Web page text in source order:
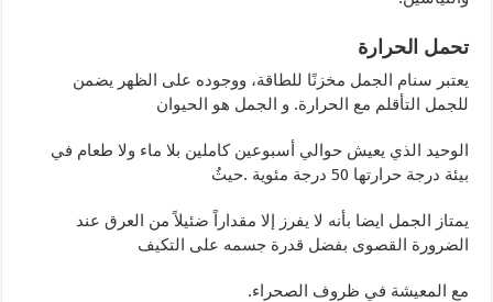
تحمل الحرارة
يعتبر سنام الجمل مخزنًا للطاقة، ووجوده على الظهر يضمن
للجمل التأقلم مع الحرارة. و الجمل هو الحيوان
الوحيد الذي يعيش حوالي أسبوعين كاملين بلا ماء ولا طعام في
بيئة درجة حرارتها 50 درجة مئوية .حيثُ
يمتاز الجمل ايضا بأنه لا يفرز إلا مقداراً ضئيلاً من العرق عند
الضرورة القصوى بفضل قدرة جسمه على التكيف
مع المعيشة في ظروف الصحراء.